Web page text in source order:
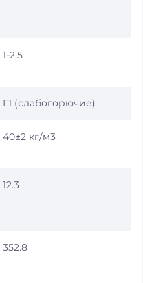
1-2,5
Г1 (слабогорючие)
40±2 кг/м3
12.3
352.8